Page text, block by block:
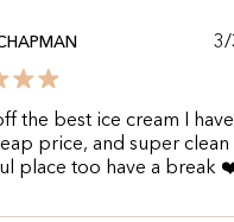
3/
the best ice cream I
price, and super clean
place too have a break